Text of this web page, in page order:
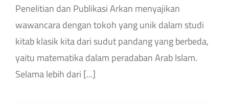
Penelitian dan Publikasi Arkan menyajikan
wawancara dengan tokoh yang unik dalam studi
kitab klasik kita dari sudut pandang yang berbeda,
yaitu matematika dalam peradaban Arab Islam.
Selama lebih dari [...]